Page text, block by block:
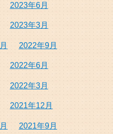
2023年6月
2023年3月
2022年9月
2022年6月
2022年3月
2021年12月
2021年9月